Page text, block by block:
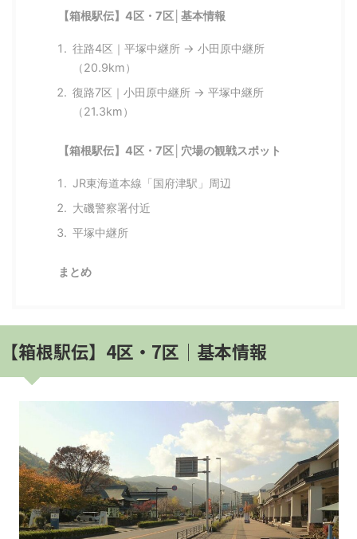
【箱根駅伝】4区・7区│基本情報
往路4区｜平塚中継所 → 小田原中継所
（20.9km）
復路7区｜小田原中継所 → 平塚中継所
（21.3km）
【箱根駅伝】4区・7区│穴場の観戦スポット
JR東海道本線「国府津駅」周辺
大磯警察署付近
平塚中継所
まとめ
【箱根駅伝】4区・7区│基本情報